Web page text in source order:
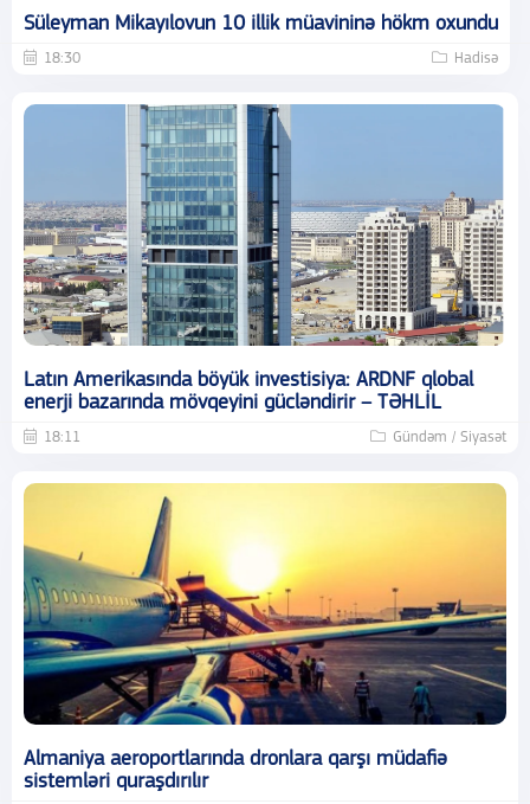
Süleyman Mikayılovun 10 illik müavininə hökm oxundu
18:30 Hadisə
Latın Amerikasında böyük investisiya: ARDNF qlobal
enerji bazarında mövqeyini gücləndirir – TƏHLİL
18:11 Gündəm / Siyasət
Almaniya aeroportlarında dronlara qarşı müdafiə
sistemləri quraşdırılır